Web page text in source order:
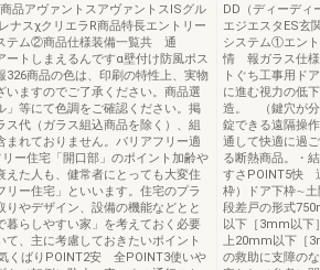
品アヴァントスアヴァントスISグル
ナスχクリエラR商品特長エントリー
テム②商品仕様装備一覧共 通
トしまえるんですα壁付け防風ポス
326商品の色は、印刷の特性上、実物
いますのでご了承ください。商品選
」等にて色調をご確認ください。掲
ス代（ガラス組込商品を除く）、組
まれておりません。バリアフリー適
ー住宅「開口部」のポイント加齢や
えた人も、健常者にとっても大変住
リー住宅」といいます。住宅のプラ
りやデザイン、設備の機能などとと
暮らしやすい家」を考えておく必要
、主に考慮しておきたいポイント
くばりPOINT2安 全POINT3使いや
DD（ディーディ
エジエスタES玄
システム①エン
情 報ガラス仕様
トぐち工事用ド
に進む視力の低
造。 （鍵穴が分
錠できる遠隔操
通して快適に過
る断熱商品。・
すさPOINT5快
枠）ドア下枠∼土
段差戸の形式
以下［3mm以下
上20mm以下［
の救助に支障の